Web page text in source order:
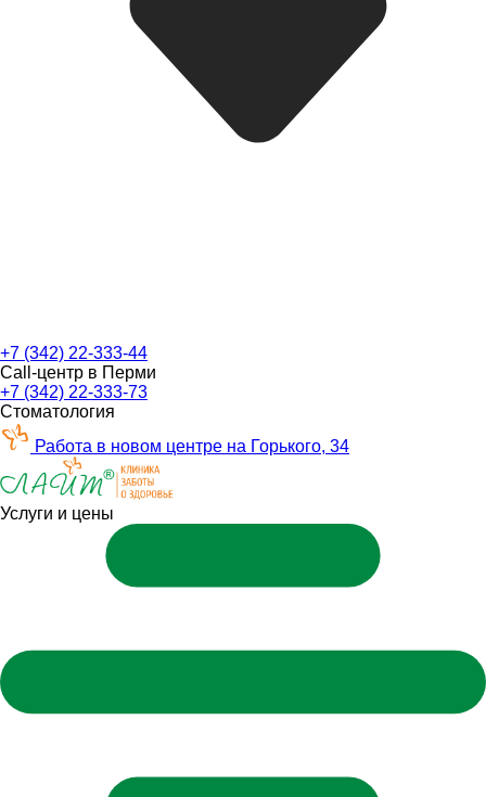
+7 (342) 22-333-44
Call-центр в Перми
+7 (342) 22-333-73
Стоматология
Работа в новом центре на Горького, 34
Услуги и цены